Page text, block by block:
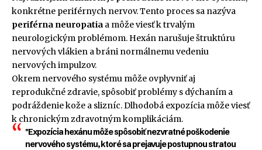
konkrétne periférnych nervov. Tento proces sa nazýva
periférna neuropatia a môže viesť k trvalým
neurologickým problémom. Hexán narušuje štruktúru
nervových vlákien a bráni normálnemu vedeniu
nervových impulzov.
Okrem nervového systému môže ovplyvniť aj
reprodukčné zdravie, spôsobiť problémy s dýchaním a
podráždenie kože a slizníc. Dlhodobá expozícia môže viesť
k chronickým zdravotným komplikáciám.
"Expozícia hexánu môže spôsobiť nezvratné poškodenie
nervového systému, ktoré sa prejavuje postupnou stratou